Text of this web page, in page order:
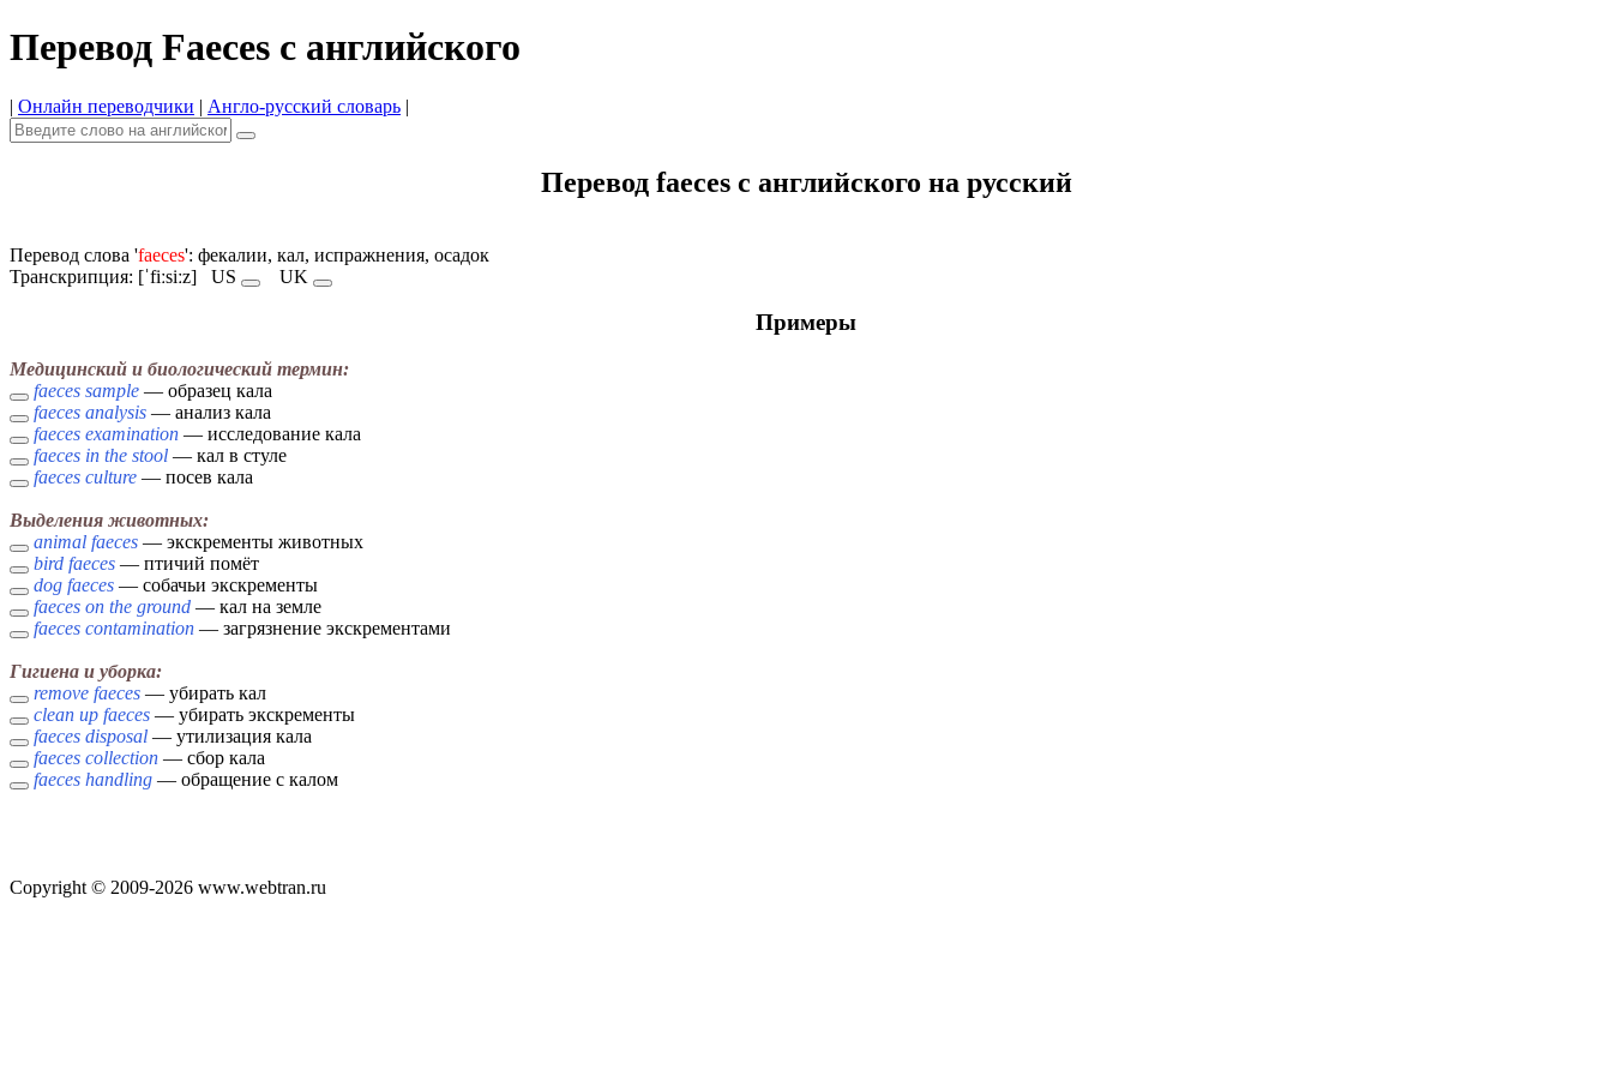
Перевод Faeces с английского
| Онлайн переводчики | Англо-русский словарь |
Перевод faeces с английского на русский
Перевод слова 'faeces': фекалии, кал, испражнения, осадок
Транскрипция: [ˈfiːsiːz] US UK
Примеры
Медицинский и биологический термин:
faeces sample — образец кала
faeces analysis — анализ кала
faeces examination — исследование кала
faeces in the stool — кал в стуле
faeces culture — посев кала
Выделения животных:
animal faeces — экскременты животных
bird faeces — птичий помёт
dog faeces — собачьи экскременты
faeces on the ground — кал на земле
faeces contamination — загрязнение экскрементами
Гигиена и уборка:
remove faeces — убирать кал
clean up faeces — убирать экскременты
faeces disposal — утилизация кала
faeces collection — сбор кала
faeces handling — обращение с калом
Copyright © 2009-2026 www.webtran.ru